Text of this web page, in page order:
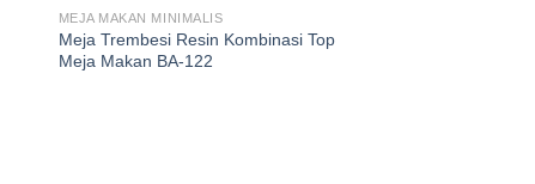
MEJA MAKAN MINIMALIS
Meja Trembesi Resin Kombinasi Top
Meja Makan BA-122